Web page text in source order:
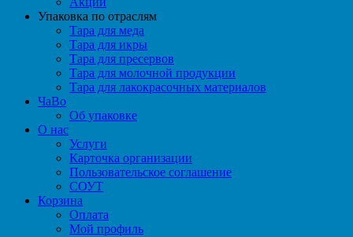
Упаковка по отраслям
Тара для меда
Тара для икры
Тара для пресервов
Тара для молочной продукции
Тара для лакокрасочных материалов
ЧаВо
Об упаковке
О нас
Услуги
Карточка организации
Пользовательское соглашение
СОУТ
Корзина
Оплата
Мой профиль